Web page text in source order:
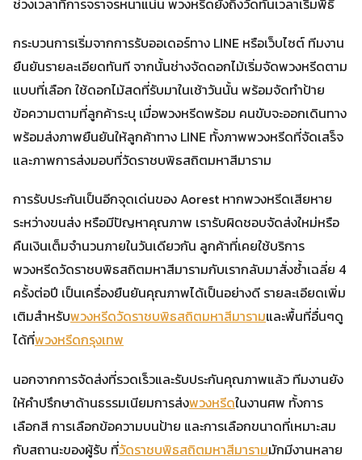
ช่วงเวลาที่การจราจรหนาแน่น พวงหรีดยังถึงวัดทันเวลาเริ่มพิธี
กระบวนการเริ่มจากการรับออเดอร์ทาง LINE หรือเว็บไซต์ ทีมงาน
ยืนยันรายละเอียดทันที จากนั้นช่างจัดดอกไม้เริ่มจัดพวงหรีดตาม
แบบที่เลือก ใช้ดอกไม้สดที่รับมาในเช้าวันนั้น พร้อมจัดทำป้าย
ข้อความตามที่ลูกค้าระบุ เมื่อพวงหรีดพร้อม คนขับจะออกเดินทาง
พร้อมส่งภาพยืนยันให้ลูกค้าทาง LINE ทั้งภาพพวงหรีดที่จัดเสร็จ
และภาพการส่งมอบที่วัดราชบพิธสถิตมหาสีมาราม
การรับประกันเป็นอีกจุดเด่นของ Aorest หากพวงหรีดเสียหาย
ระหว่างขนส่ง หรือมีปัญหาคุณภาพ เรารับผิดชอบจัดส่งใหม่หรือ
คืนเงินเต็มจำนวนภายในวันเดียวกัน ลูกค้าที่เคยใช้บริการ
พวงหรีดวัดราชบพิธสถิตมหาสีมารามกับเรากลับมาสั่งซ้ำเฉลี่ย 4
ครั้งต่อปี เป็นเครื่องยืนยันคุณภาพได้เป็นอย่างดี รายละเอียดเพิ่ม
เติมสำหรับพวงหรีดวัดราชบพิธสถิตมหาสีมารามและพื้นที่อื่นๆดู
ได้ที่พวงหรีดกรุงเทพ
นอกจากการจัดส่งที่รวดเร็วและรับประกันคุณภาพแล้ว ทีมงานยัง
ให้คำปรึกษาด้านธรรมเนียมการส่งพวงหรีดในงานศพ ทั้งการ
เลือกสี การเลือกข้อความบนป้าย และการเลือกขนาดที่เหมาะสม
กับสถานะของผู้รับ ที่วัดราชบพิธสถิตมหาสีมารามมักมีงานหลาย